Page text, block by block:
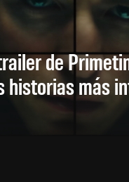
de
historias más